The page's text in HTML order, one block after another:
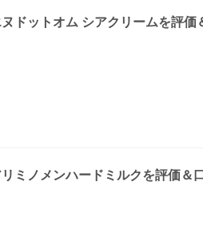
ヌドットオム シアクリームを評
リミノメンハードミルクを評価＆